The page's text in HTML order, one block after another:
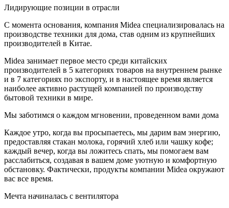
Лидирующие позиции в отрасли
С момента основания, компания Midea специализировалась на
производстве техники для дома, став одним из крупнейших
производителей в Китае.
Midea занимает первое место среди китайских
производителей в 5 категориях товаров на внутреннем рынке
и в 7 категориях по экспорту, и в настоящее время является
наиболее активно растущей компанией по производству
бытовой техники в мире.
Мы заботимся о каждом мгновении, проведенном вами дома
Каждое утро, когда вы просыпаетесь, мы дарим вам энергию,
предоставляя стакан молока, горячий хлеб или чашку кофе;
каждый вечер, когда вы ложитесь спать, мы помогаем вам
расслабиться, создавая в вашем доме уютную и комфортную
обстановку. Фактически, продукты компании Midea окружают
вас все время.
Мечта начиналась с вентилятора